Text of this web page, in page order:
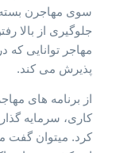
سوی مهاجرن بسته
جلوگیری از بالا
مهاجر توانایی
پذیرش می کند.
از برنامه های
کاری، سرمایه
کرد. میتوان گفت